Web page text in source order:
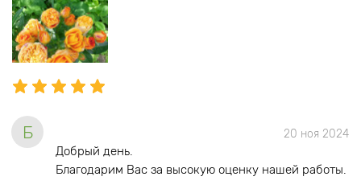
Б 20 ноя 2024
Добрый день.
Благодарим Вас за высокую оценку нашей работы.